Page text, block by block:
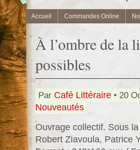
Accueil Commandes Online
À l’ombre de la
possibles
Par Café Littéraire • 20
Nouveautés
Ouvrage collectif. Sous
Robert Ziavoula, Patrice